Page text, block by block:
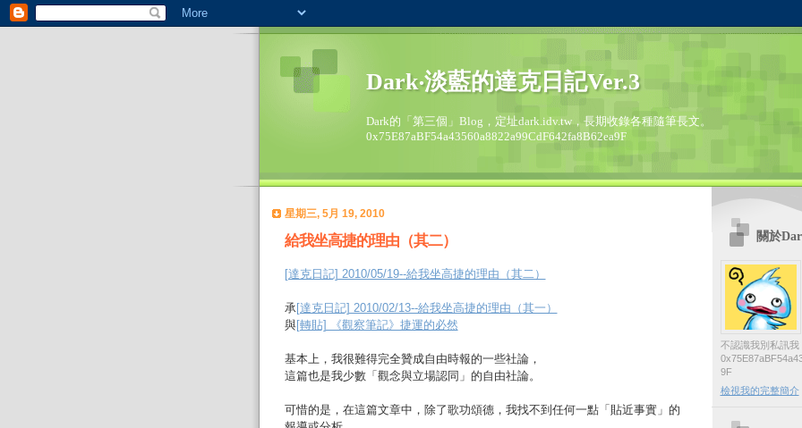
Dark‧淡藍的達克日記Ver.3
Dark的「第三個」Blog，定址dark.idv.tw，長期收錄各種隨筆長文。
0x75E87aBF54a43560a8822a99CdF642fa8B62ea9F
星期三, 5月 19, 2010
給我坐高捷的理由（其二）
[達克日記] 2010/05/19--給我坐高捷的理由（其二）
承[達克日記] 2010/02/13--給我坐高捷的理由（其一）
與[轉貼] 《觀察筆記》捷運的必然
基本上，我很難得完全贊成自由時報的一些社論，
這篇也是我少數「觀念與立場認同」的自由社論。
可惜的是，在這篇文章中，除了歌功頌德，我找不到任何一點「貼近事實」的
關於
不認識我別私訊我
9F
檢視我的完整簡介